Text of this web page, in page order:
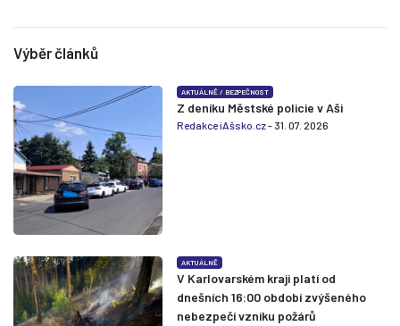
Výběr článků
AKTUÁLNĚ / BEZPEČNOST
Z deníku Městské policie v Aši
Redakce iAšsko.cz- 31. 07. 2026
AKTUÁLNĚ
V Karlovarském kraji platí od
dnešních 16:00 období zvýšeného
nebezpečí vzniku požárů